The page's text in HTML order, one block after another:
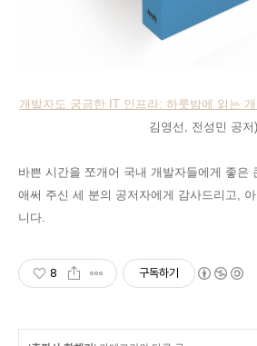
개발자도 궁금한 IT 인프라: 하룻밤에 읽는
김영선, 전성민 공저)
바쁜 시간을 쪼개어 국내 개발자들에게 좋은
애써 주신 세 분의 공저자에게 감사드리고,
니다.
8 구독하기